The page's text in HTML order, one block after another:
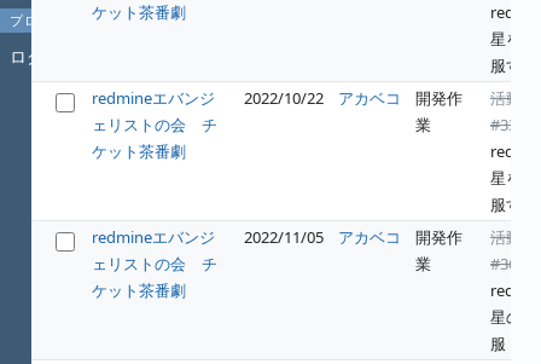
プロフィール
ログイン
ケット茶番劇
星を征
服する
redmineエバンジ
ェリストの会 チ
ケット茶番劇
2022/10/22 アカベコ
開発作
業
活動
#331
星を征
服する
redmineエバンジ
ェリストの会 チ
ケット茶番劇
2022/11/05 アカベコ
開発作
業
活動
#364
星の征
服